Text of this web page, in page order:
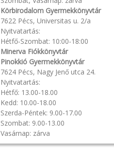
Körbirodalom Gyermekkönyvtár
7622 Pécs, Universitas u. 2/a
Nyitvatartás:
Hétfő-Szombat: 10:00-18:00
Minerva Fiókkönyvtár
Pinokkió Gyermekkönyvtár
7624 Pécs, Nagy Jenő utca 24.
Nyitvatartás:
Hétfő: 13.00-18.00
Kedd: 10.00-18.00
Szerda-Péntek: 9.00-17.00
Szombat: 9.00-13.00
Vasárnap: zárva